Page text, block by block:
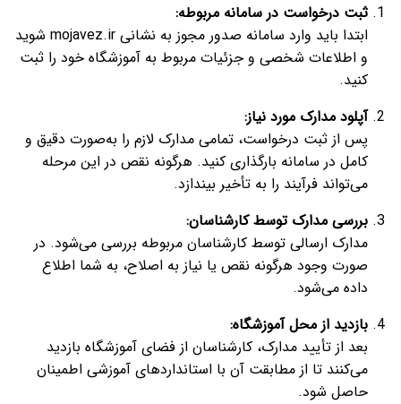
ثبت درخواست در سامانه مربوطه:
ابتدا باید وارد سامانه صدور مجوز به نشانی mojavez.ir شوید
و اطلاعات شخصی و جزئیات مربوط به آموزشگاه خود را ثبت
کنید.
آپلود مدارک مورد نیاز:
پس از ثبت درخواست، تمامی مدارک لازم را به‌صورت دقیق و
کامل در سامانه بارگذاری کنید. هرگونه نقص در این مرحله
می‌تواند فرآیند را به تأخیر بیندازد.
بررسی مدارک توسط کارشناسان:
مدارک ارسالی توسط کارشناسان مربوطه بررسی می‌شود. در
صورت وجود هرگونه نقص یا نیاز به اصلاح، به شما اطلاع
داده می‌شود.
بازدید از محل آموزشگاه:
بعد از تأیید مدارک، کارشناسان از فضای آموزشگاه بازدید
می‌کنند تا از مطابقت آن با استانداردهای آموزشی اطمینان
حاصل شود.